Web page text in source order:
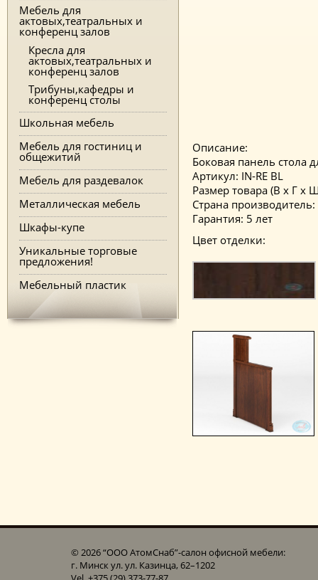
Мебель для
актовых,театральных и
конференц залов
Кресла для
актовых,театральных и
конференц залов
Трибуны,кафедры и
конференц столы
Школьная мебель
Мебель для гостиниц и
общежитий
Мебель для раздевалок
Металлическая мебель
Шкафы-купе
Уникальные торговые
предложения!
Мебельный пластик
Описание:
Боковая панель стола
Артикул: IN-RE BL
Размер товара (В x Г x
Страна производитель:
Гарантия: 5 лет
Цвет отделки:
© 2026 “ООО АтомСнаб”-cалон офисной мебели:
г. Минск ул. ул. Казинца, 62–1202